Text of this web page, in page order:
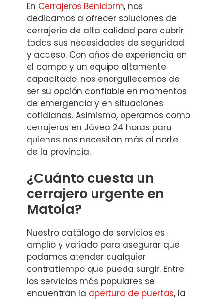
En Cerrajeros Benidorm, nos
dedicamos a ofrecer soluciones de
cerrajería de alta calidad para cubrir
todas sus necesidades de seguridad
y acceso. Con años de experiencia en
el campo y un equipo altamente
capacitado, nos enorgullecemos de
ser su opción confiable en momentos
de emergencia y en situaciones
cotidianas. Asimismo, operamos como
cerrajeros en Jávea 24 horas para
quienes nos necesitan más al norte
de la provincia.
¿Cuánto cuesta un
cerrajero urgente en
Matola?
Nuestro catálogo de servicios es
amplio y variado para asegurar que
podamos atender cualquier
contratiempo que pueda surgir. Entre
los servicios más populares se
encuentran la apertura de puertas, la